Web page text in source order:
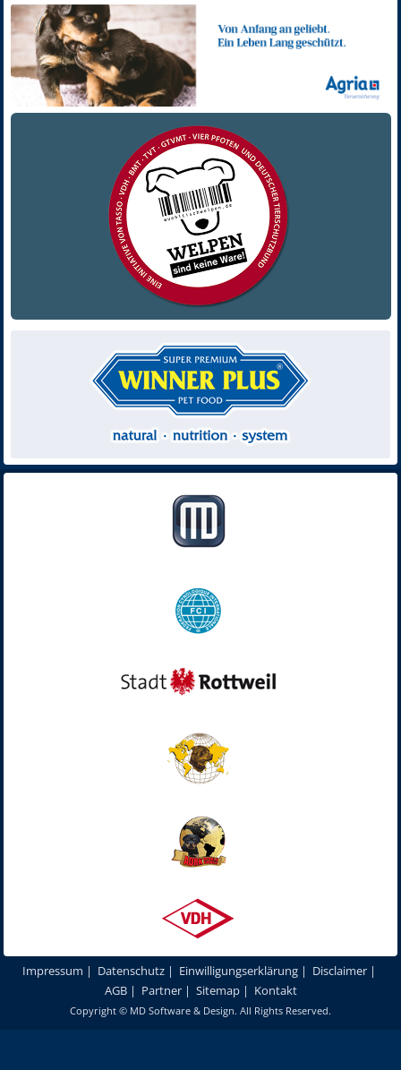
Impressum | Datenschutz | Einwilligungserklärung | Disclaimer |
AGB| Partner| Sitemap| Kontakt
Copyright © MD Software & Design. All Rights Reserved.